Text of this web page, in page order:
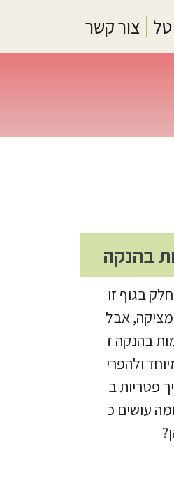
צור קשר
בהנקה
בגוף זו
מציקה, אבל
בהנקה ז
ולהפרי
פטריות ב
עושים כ